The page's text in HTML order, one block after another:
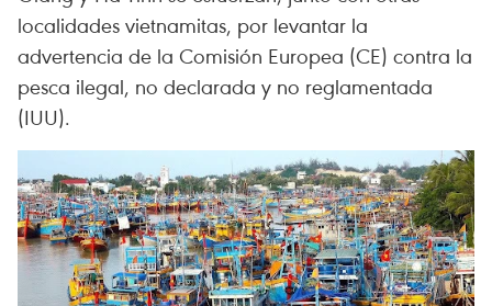
localidades vietnamitas, por levantar la
advertencia de la Comisión Europea (CE) contra la
pesca ilegal, no declarada y no reglamentada
(IUU).